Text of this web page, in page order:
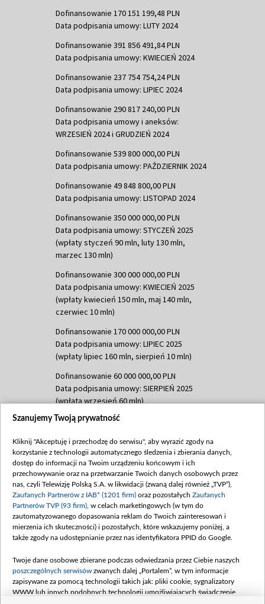
Dofinansowanie 170 151 199,48 PLN
Data podpisania umowy: LUTY 2024
Dofinansowanie 391 856 491,84 PLN
Data podpisania umowy: KWIECIEŃ 2024
Dofinansowanie 237 754 754,24 PLN
Data podpisania umowy: LIPIEC 2024
Dofinansowanie 290 817 240,00 PLN
Data podpisania umowy i aneksów:
WRZESIEŃ 2024 i GRUDZIEŃ 2024
Dofinansowanie 539 800 000,00 PLN
Data podpisania umowy: PAŹDZIERNIK 2024
Dofinansowanie 49 848 800,00 PLN
Data podpisania umowy: LISTOPAD 2024
Dofinansowanie 350 000 000,00 PLN
Data podpisania umowy: STYCZEŃ 2025
(wpłaty styczeń 90 mln, luty 130 mln,
marzec 130 mln)
Dofinansowanie 300 000 000,00 PLN
Data podpisania umowy: KWIECIEŃ 2025
(wpłaty kwiecień 150 mln, maj 140 mln,
czerwiec 10 mln)
Dofinansowanie 170 000 000,00 PLN
Data podpisania umowy: LIPIEC 2025
(wpłaty lipiec 160 mln, sierpień 10 mln)
Dofinansowanie 60 000 000,00 PLN
Data podpisania umowy: SIERPIEŃ 2025
(wpłata wrzesień 60 mln)
Dofinansowanie 635 783 051,21 PLN
(wpłata wrzesień 100 mln, październik 350
mln, listopad 265 mln)
Dofinansowanie 48 862 000,00 PLN
Data podpisania umowy: GRUDZIEŃ 2025
(wpłata grudzień 60,548 mln)
Dofinansowanie 900 000 000,00 PLN
Data podpisania umowy: LUTY 2026 (wpłata
kwiecień 180 mln, 7 maja 180 mln, 8
czerwca 90 mln)
Dofinansowanie 250 000 000,00 PLN
Szanujemy Twoją prywatność
Kliknij "Akceptuję i przechodzę do serwisu", aby wyrazić zgody na
korzystanie z technologii automatycznego śledzenia i zbierania danych,
dostęp do informacji na Twoim urządzeniu końcowym i ich
przechowywanie oraz na przetwarzanie Twoich danych osobowych przez
nas, czyli Telewizję Polską S.A. w likwidacji (zwaną dalej również „TVP”),
Zaufanych Partnerów z IAB* (1201 firm) oraz pozostałych Zaufanych
Partnerów TVP (93 firm) , w celach marketingowych (w tym do
zautomatyzowanego dopasowania reklam do Twoich zainteresowań i
mierzenia ich skuteczności) i pozostałych, które wskazujemy poniżej, a
także zgody na udostępnianie przez nas identyfikatora PPID do Google.
Twoje dane osobowe zbierane podczas odwiedzania przez Ciebie naszych
poszczególnych serwisów zwanych dalej „Portalem”, w tym informacje
zapisywane za pomocą technologii takich jak: pliki cookie, sygnalizatory
WWW lub innych podobnych technologii umożliwiających świadczenie